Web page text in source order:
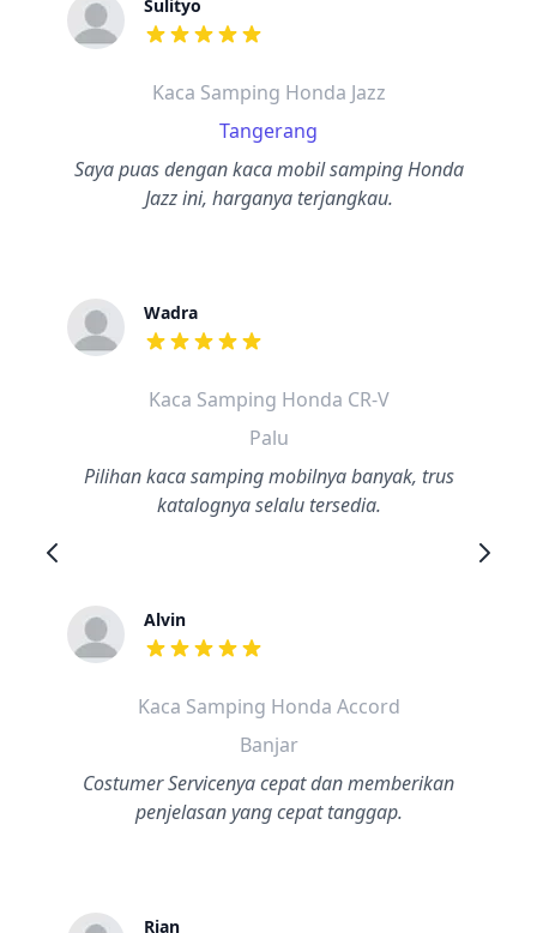
Sulityo
dari ulasan adalah bintang lima
Kaca Samping Honda Jazz
Tangerang
Saya puas dengan kaca mobil samping Honda
Jazz ini, harganya terjangkau.
Wadra
dari ulasan adalah bintang lima
Kaca Samping Honda CR-V
Palu
Pilihan kaca samping mobilnya banyak, trus
katalognya selalu tersedia.
Alvin
dari ulasan adalah bintang lima
Kaca Samping Honda Accord
Banjar
Costumer Servicenya cepat dan memberikan
penjelasan yang cepat tanggap.
Rian